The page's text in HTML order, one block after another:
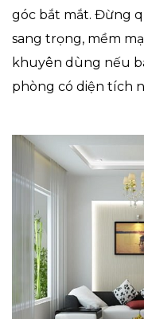
góc bắt mắt. Đừng
sang trọng, mềm
khuyên dùng nếu
phòng có diện tích